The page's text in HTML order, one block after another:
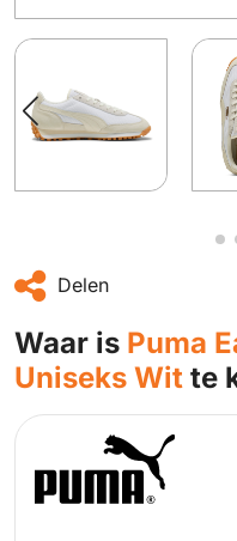
Delen
Waar is Puma
Uniseks Wit te